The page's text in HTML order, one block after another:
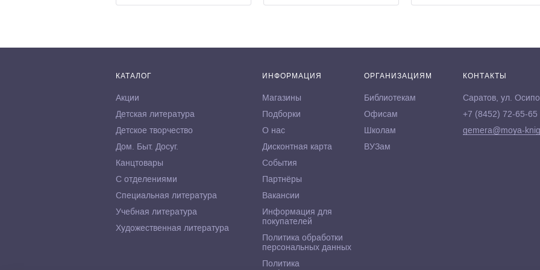
КАТАЛОГ
Акции
Детская литература
Детское творчество
Дом. Быт. Досуг.
Канцтовары
С отделениями
Специальная литература
Учебная литература
Художественная литература
ИНФОРМАЦИЯ
Магазины
Подборки
О нас
Дисконтная карта
События
Партнёры
Вакансии
Информация для
покупателей
Политика обработки
персональных данных
Политика
ОРГАНИЗАЦИЯМ
Библиотекам
Офисам
Школам
ВУЗам
КОНТАКТЫ
Саратов, ул.
+7 (8452) 72-65-65
gemera@moya-